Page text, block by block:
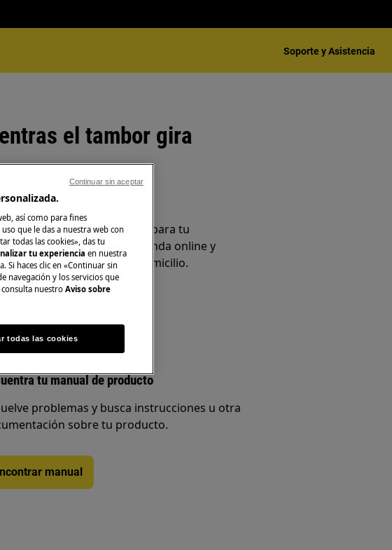
Soporte y Asistencia
el tambor gira
y Accesorios
repuestos originales para tu
en nuestra tienda online y
directamente en tu domicilio.
tu manual de producto
problemas y busca instrucciones u otra
sobre tu producto.
manual
así como para fines
que le das a nuestra web con
todas las cookies», das tu
tu experiencia en nuestra
Si haces clic en «Continuar sin
navegación y los servicios que
nuestro Aviso sobre
todas las cookies
Continuar sin aceptar